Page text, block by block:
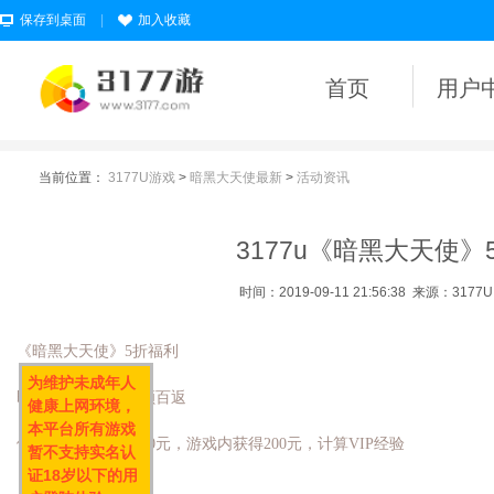
保存到桌面 加入收藏
首页 用户
当前位置： 3177U游戏 > 暗黑大天使最新 > 活动资讯
3177u《暗黑大天使》
时间：2019-09-11 21:56:38 来源：
《暗黑大天使》5折福利
即日起充值任意金额百返
例：充100元，送100元，游戏内获得200元，计算VIP经验
为维护未成年人
健康上网环境，
本平台所有游戏
暂不支持实名认
证18岁以下的用